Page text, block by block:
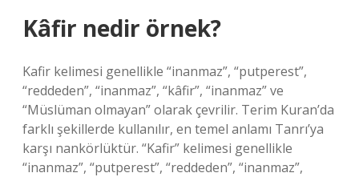
Kâfir nedir örnek?
Kafir kelimesi genellikle “inanmaz”, “putperest”,
“reddeden”, “inanmaz”, “kâfir”, “inanmaz” ve
“Müslüman olmayan” olarak çevrilir. Terim Kuran’da
farklı şekillerde kullanılır, en temel anlamı Tanrı’ya
karşı nankörlüktür. “Kafir” kelimesi genellikle
“inanmaz”, “putperest”, “reddeden”, “inanmaz”,